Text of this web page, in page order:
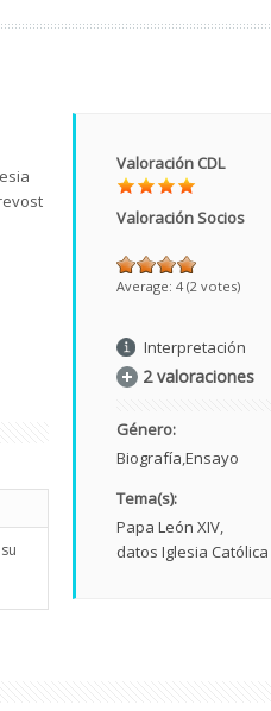
Valoración CDL
Valoración Socios
Average: 4 (2 votes)
Interpretación
2 valoraciones
Género:
Biografía Ensayo
Tema(s):
Papa León XIV
datos Iglesia Católica